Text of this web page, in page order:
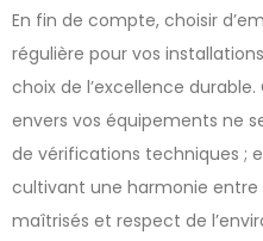
En fin de compte, choisir
régulière pour vos
choix de l’excellence
envers vos équipements ne
de vérifications techniques ;
cultivant une harmonie
maîtrisés et respect de